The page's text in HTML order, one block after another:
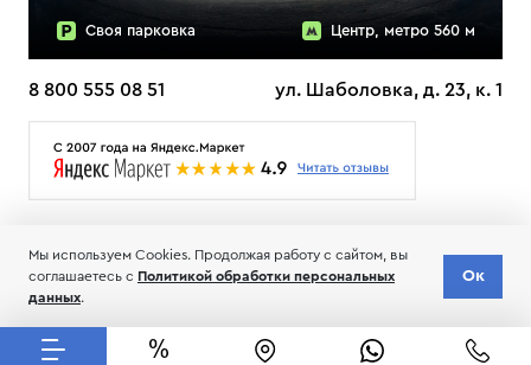
Своя парковка Центр, метро 560 м
8 800 555 08 51 ул. Шаболовка, д. 23, к. 1
Мы используем Cookies. Продолжая работу с сайтом, вы
соглашаетесь с Политикой обработки персональных
данных.
Ок